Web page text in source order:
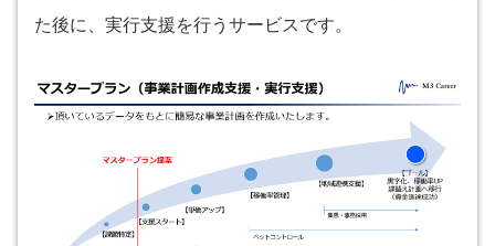
た後に、実行支援を行うサービスです。